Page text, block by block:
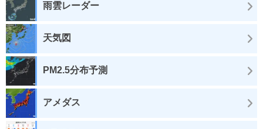
雨雲レーダー
天気図
PM2.5分布予測
アメダス